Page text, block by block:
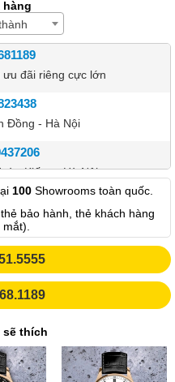
hàng
đãi riêng cực lớn
Đồng - Hà Nội
Kiếm – Hà Nội
- Hai Bà Trưng - Hà Nội.
– Cầu Giấy – Hà Nội
- Cầu Giấy - Hà Nội
100 Showrooms toàn quốc.
bảo hành, thẻ khách hàng
sẽ thích